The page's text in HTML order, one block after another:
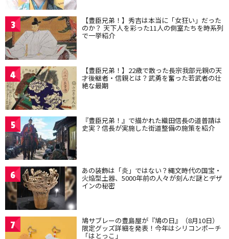
3 【豊臣兄弟！】秀吉は本当に「女狂い」だった
のか？ 天下人を彩った11人の側室たちを時系列
で一挙紹介
4 【豊臣兄弟！】22歳で散った長宗我部元親の天
才後継者・信親とは？武勇を奮った若武者の壮
絶な最期
5 『豊臣兄弟！』で描かれた織田信長の道普請は
史実？信長が実施した街道整備の施策を紹介
6 あの装飾は「炎」ではない？縄文時代の国宝・
火焔型土器、5000年前の人々が刻んだ謎とデザ
インの秘密
7 鳩サブレーの豊島屋が『鳩の日』（8月10日）
限定グッズ詳細を発表！今年はシリコンポーチ
「はとっこ」